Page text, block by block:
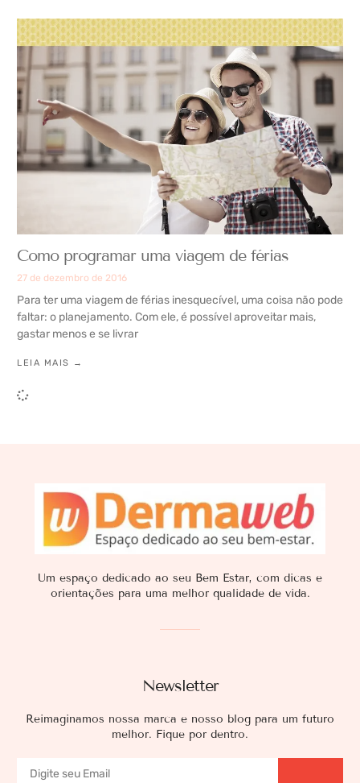
Como programar uma viagem de férias
27 de dezembro de 2016
Para ter uma viagem de férias inesquecível, uma coisa não pode
faltar: o planejamento. Com ele, é possível aproveitar mais,
gastar menos e se livrar
LEIA MAIS →
Newsletter
Reimaginamos nossa marca e nosso blog para um futuro
melhor. Fique por dentro.
Um espaço dedicado ao seu Bem Estar, com dicas e
orientações para uma melhor qualidade de vida.